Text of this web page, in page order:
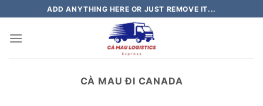
to
content
ADD ANYTHING HERE OR JUST REMOVE IT...
CÀ MAU ĐI CANADA